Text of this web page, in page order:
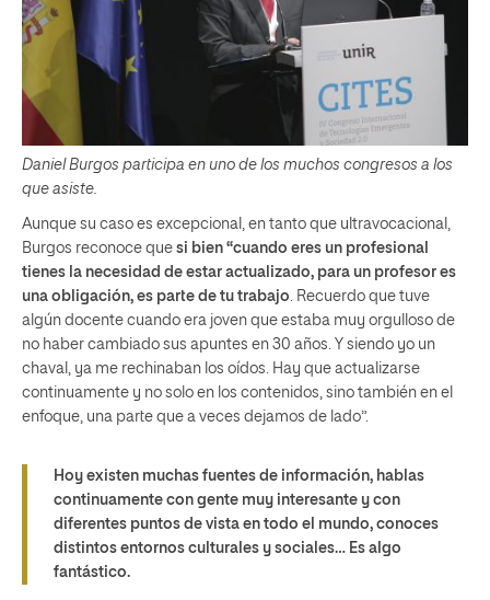
Daniel Burgos participa en uno de los muchos congresos a los
que asiste.
Aunque su caso es excepcional, en tanto que ultravocacional,
Burgos reconoce que si bien “cuando eres un profesional
tienes la necesidad de estar actualizado, para un profesor es
una obligación, es parte de tu trabajo. Recuerdo que tuve
algún docente cuando era joven que estaba muy orgulloso de
no haber cambiado sus apuntes en 30 años. Y siendo yo un
chaval, ya me rechinaban los oídos. Hay que actualizarse
continuamente y no solo en los contenidos, sino también en el
enfoque, una parte que a veces dejamos de lado”.
Hoy existen muchas fuentes de información, hablas
continuamente con gente muy interesante y con
diferentes puntos de vista en todo el mundo, conoces
distintos entornos culturales y sociales… Es algo
fantástico.